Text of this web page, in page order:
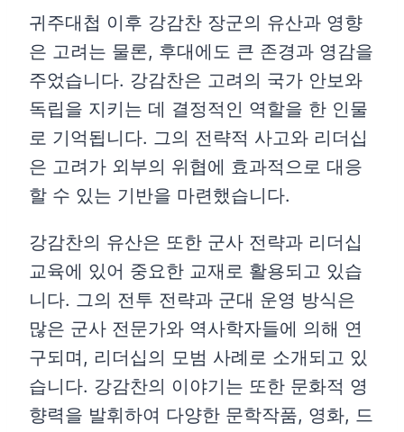
귀주대첩 이후 강감찬 장군의 유산과 영향
은 고려는 물론, 후대에도 큰 존경과 영감을
주었습니다. 강감찬은 고려의 국가 안보와
독립을 지키는 데 결정적인 역할을 한 인물
로 기억됩니다. 그의 전략적 사고와 리더십
은 고려가 외부의 위협에 효과적으로 대응
할 수 있는 기반을 마련했습니다.
강감찬의 유산은 또한 군사 전략과 리더십
교육에 있어 중요한 교재로 활용되고 있습
니다. 그의 전투 전략과 군대 운영 방식은
많은 군사 전문가와 역사학자들에 의해 연
구되며, 리더십의 모범 사례로 소개되고 있
습니다. 강감찬의 이야기는 또한 문화적 영
향력을 발휘하여 다양한 문학작품, 영화, 드